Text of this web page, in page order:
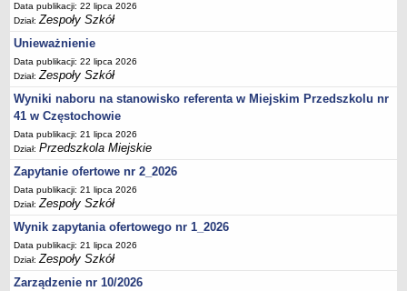
Data publikacji: 22 lipca 2026
Dział:Zespoły Szkół
Unieważnienie
Data publikacji: 22 lipca 2026
Dział:Zespoły Szkół
Wyniki naboru na stanowisko referenta w Miejskim Przedszkolu nr
41 w Częstochowie
Data publikacji: 21 lipca 2026
Dział:Przedszkola Miejskie
Zapytanie ofertowe nr 2_2026
Data publikacji: 21 lipca 2026
Dział:Zespoły Szkół
Wynik zapytania ofertowego nr 1_2026
Data publikacji: 21 lipca 2026
Dział:Zespoły Szkół
Zarządzenie nr 10/2026